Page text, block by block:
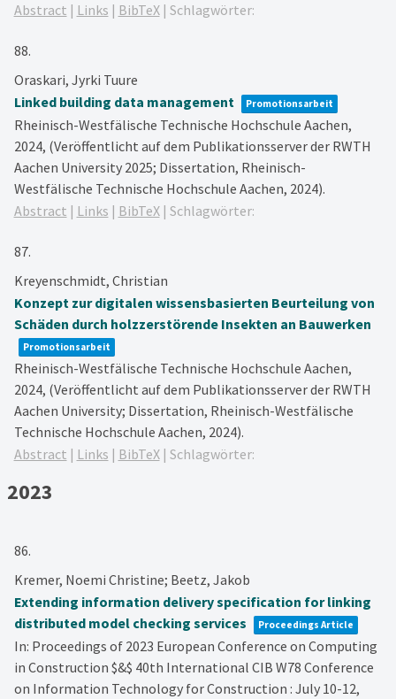
Abstract | Links | BibTeX| Schlagwörter:
88.
Oraskari, Jyrki Tuure
Linked building data management
Promotionsarbeit
Rheinisch-Westfälische Technische Hochschule Aachen,
2024, (Veröffentlicht auf dem Publikationsserver der RWTH
Aachen University 2025; Dissertation, Rheinisch-
Westfälische Technische Hochschule Aachen, 2024).
Abstract | Links | BibTeX| Schlagwörter:
87.
Kreyenschmidt, Christian
Konzept zur digitalen wissensbasierten Beurteilung von
Schäden durch holzzerstörende Insekten an Bauwerken
Promotionsarbeit
Rheinisch-Westfälische Technische Hochschule Aachen,
2024, (Veröffentlicht auf dem Publikationsserver der RWTH
Aachen University; Dissertation, Rheinisch-Westfälische
Technische Hochschule Aachen, 2024).
Abstract | Links | BibTeX| Schlagwörter:
2023
86.
Kremer, Noemi Christine; Beetz, Jakob
Extending information delivery specification for linking
distributed model checking services
Proceedings Article
In: Proceedings of 2023 European Conference on Computing
in Construction $&$ 40th International CIB W78 Conference
on Information Technology for Construction : July 10-12,